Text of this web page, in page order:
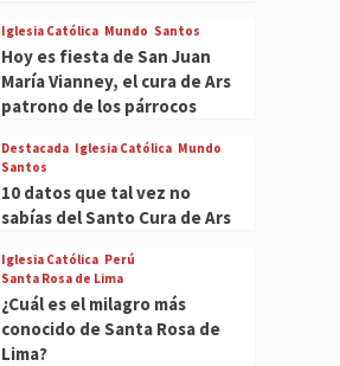
Iglesia Católica Mundo Santos
Hoy es fiesta de San Juan
María Vianney, el cura de Ars
patrono de los párrocos
Destacada Iglesia Católica Mundo
Santos
10 datos que tal vez no
sabías del Santo Cura de Ars
Iglesia Católica Perú
Santa Rosa de Lima
¿Cuál es el milagro más
conocido de Santa Rosa de
Lima?